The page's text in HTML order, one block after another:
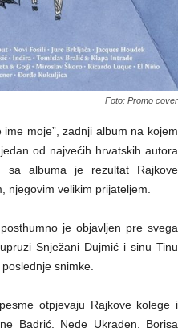
Foto: Promo cover
moje”, zadnji album na kojem
od najvećih hrvatskih autora
sa albuma je rezultat Rajkove
njegovim velikim prijateljem.
je objavljen pre svega
Snježani Dujmić i sinu Tinu
snimke.
otpjevaju Rajkove kolege i
Badrić, Nede Ukraden, Borisa